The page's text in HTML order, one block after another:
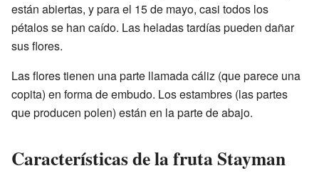
están abiertas, y para el 15 de mayo, casi todos los
pétalos se han caído. Las heladas tardías pueden dañar
sus flores.
Las flores tienen una parte llamada cáliz (que parece una
copita) en forma de embudo. Los estambres (las partes
que producen polen) están en la parte de abajo.
Características de la fruta Stayman